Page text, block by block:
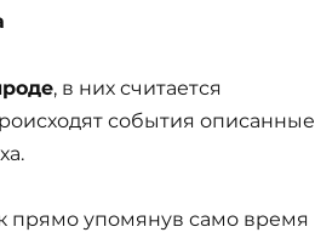
, в них считается
события описанные
прямо упомянув само время